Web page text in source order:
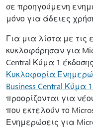
σε προηγούμενη
μόνο για άδειες
Για μια λίστα με τις
κυκλοφόρησαν για
Central Κύμα 1
Κυκλοφορία
Business Central Κύμα
προορίζονται για
που εκτελούν το
Ενημερώσεις για